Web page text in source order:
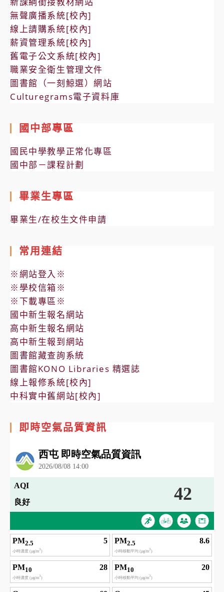
無聲廣播系統[校內]
線上請購系統[校內]
薪資管理系統[校內]
舊電子公文系統[校內]
職業安全衛生管理文件
圖書館（一刻鯨選）網站
Culturegrams電子資料庫
國中部專區
國民中學教學正常化專區
國中部－課程計劃
畢業生專區
畢業生/在校生文件申請
常用連結
※網站登入※
※學校信箱※
※下載專區※
國中新生報名網站
高中新生報名網站
高中新生報到網站
圖書館藏查詢系統
圖書館KONO Libraries 精選誌
線上報修系統[校內]
中科實中舊網站[校內]
即時空氣品質資訊